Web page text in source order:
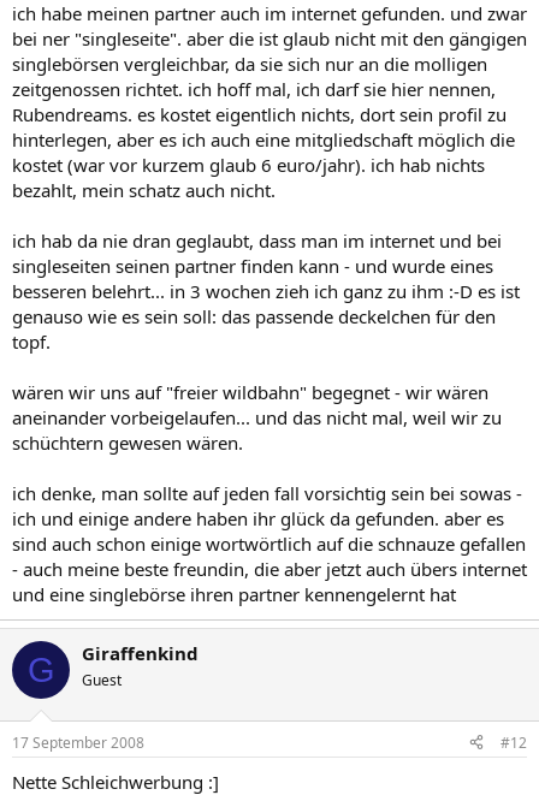
ich habe meinen partner auch im internet gefunden. und zwar
bei ner "singleseite". aber die ist glaub nicht mit den gängigen
singlebörsen vergleichbar, da sie sich nur an die molligen
zeitgenossen richtet. ich hoff mal, ich darf sie hier nennen,
Rubendreams. es kostet eigentlich nichts, dort sein profil zu
hinterlegen, aber es ich auch eine mitgliedschaft möglich die
kostet (war vor kurzem glaub 6 euro/jahr). ich hab nichts
bezahlt, mein schatz auch nicht.
ich hab da nie dran geglaubt, dass man im internet und bei
singleseiten seinen partner finden kann - und wurde eines
besseren belehrt... in 3 wochen zieh ich ganz zu ihm :-D es ist
genauso wie es sein soll: das passende deckelchen für den
topf.
wären wir uns auf "freier wildbahn" begegnet - wir wären
aneinander vorbeigelaufen... und das nicht mal, weil wir zu
schüchtern gewesen wären.
ich denke, man sollte auf jeden fall vorsichtig sein bei sowas -
ich und einige andere haben ihr glück da gefunden. aber es
sind auch schon einige wortwörtlich auf die schnauze gefallen
- auch meine beste freundin, die aber jetzt auch übers internet
und eine singlebörse ihren partner kennengelernt hat
G Giraffenkind
Guest
17 September 2008 #12
Nette Schleichwerbung :]